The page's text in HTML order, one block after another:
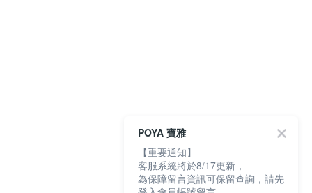
POYA 寶雅
【重要通知】
客服系統將於8/17更新，
為保障留言資訊可保留查詢，請先